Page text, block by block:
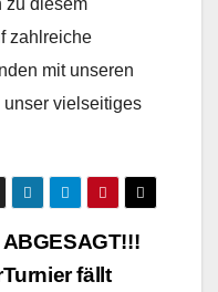
zu diesem
zahlreiche
mit unseren
unser vielseitiges
ABGESAGT!!!
Turnier fällt